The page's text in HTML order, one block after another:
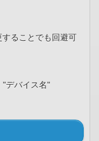
ることでも回避可
デバイス名"